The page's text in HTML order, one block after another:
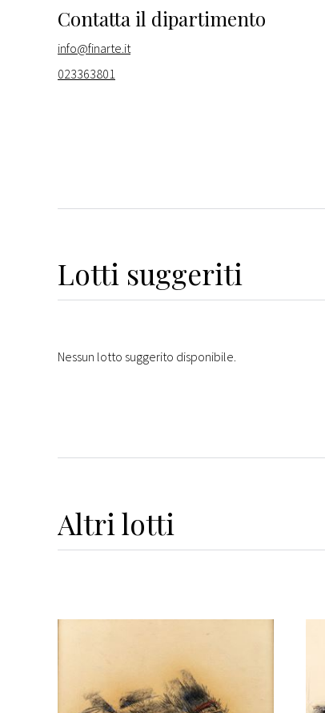
Contatta il dipartimento
info@finarte.it
023363801
Lotti suggeriti
Nessun lotto suggerito disponibile.
Altri lotti